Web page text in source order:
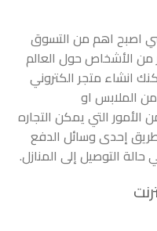
اصبح اهم من التسوق
من الأشخاص حول العالم
انشاء متجر الكتروني
الملابس او
الأمور التي يمكن التجاره
طريق إحدى وسائل الدفع
حالة التوصيل إلى المنازل.